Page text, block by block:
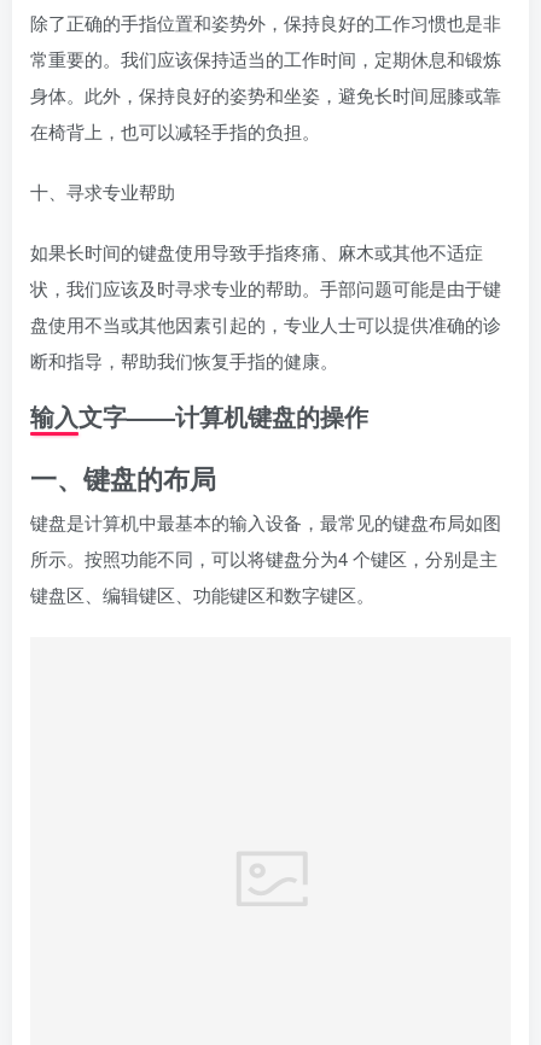
除了正确的手指位置和姿势外，保持良好的工作习惯也是非
常重要的。我们应该保持适当的工作时间，定期休息和锻炼
身体。此外，保持良好的姿势和坐姿，避免长时间屈膝或靠
在椅背上，也可以减轻手指的负担。
十、寻求专业帮助
如果长时间的键盘使用导致手指疼痛、麻木或其他不适症
状，我们应该及时寻求专业的帮助。手部问题可能是由于键
盘使用不当或其他因素引起的，专业人士可以提供准确的诊
断和指导，帮助我们恢复手指的健康。
输入文字——计算机键盘的操作
一、键盘的布局
键盘是计算机中最基本的输入设备，最常见的键盘布局如图
所示。按照功能不同，可以将键盘分为4 个键区，分别是主
键盘区、编辑键区、功能键区和数字键区。
主键盘区又称标准打字区，由26 个英文字母键、0～9 十个